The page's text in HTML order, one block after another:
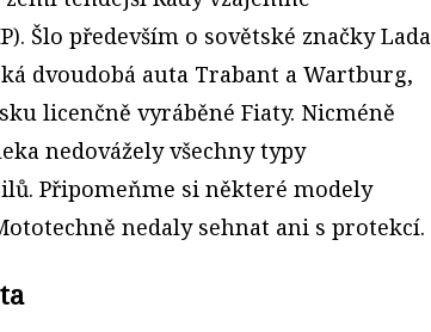
Šlo především o sovětské značky Lada
dvoudobá auta Trabant a Wartburg,
licenčně vyráběné Fiaty. Nicméně
nedovážely všechny typy
Připomeňme si některé modely
nedaly sehnat ani s protekcí.